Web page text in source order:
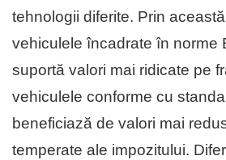
tehnologii diferite. Prin
vehiculele încadrate în norme
suportă valori mai ridicate pe
vehiculele conforme cu
beneficiază de valori mai
temperate ale impozitului.